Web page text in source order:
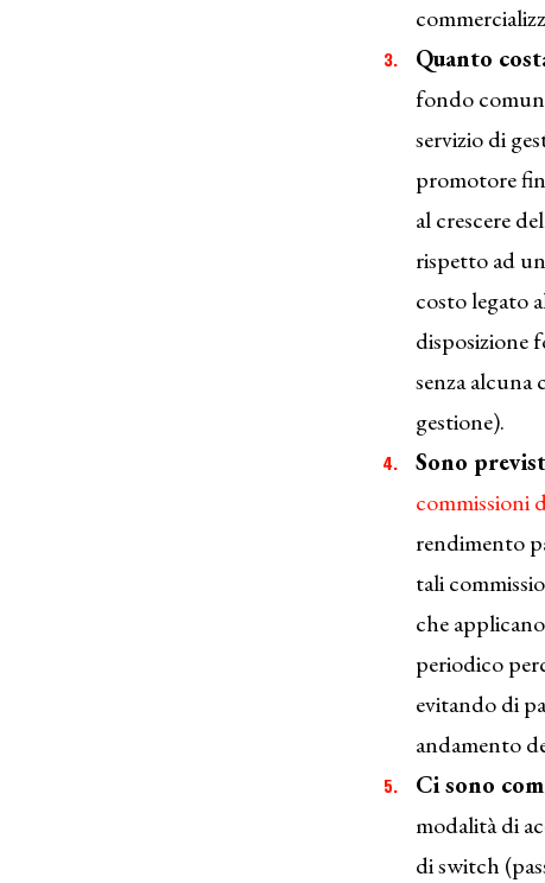
Quanto
fondo
servizio di
promotore
al crescere
rispetto ad
costo legato
disposizione
senza alcuna
gestione).
Sono
commissioni
rendimento
tali
che
periodico
evitando di
andamento
Ci sono
modalità di
di switch